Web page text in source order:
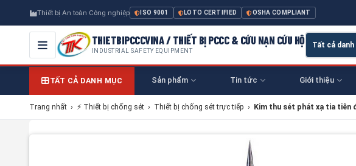
Thiết bị An toàn Công nghiệp ISO 9001 LOTO CERTIFIED OSHA COMPLIANT
THIETBIPCCCVINA / THIẾT BỊ PCCC & CỨU NẠN CỨU HỘ
INDUSTRIAL SAFETY EQUIPMENT
TẤT CẢ DANH MỤC Sản phẩm Tin tức Giới thiệu
Trang nhất › ⚡ Thiết bị chống sét › Thiết bị chống sét trực tiếp › Kim thu sét phát xạ tia tiên